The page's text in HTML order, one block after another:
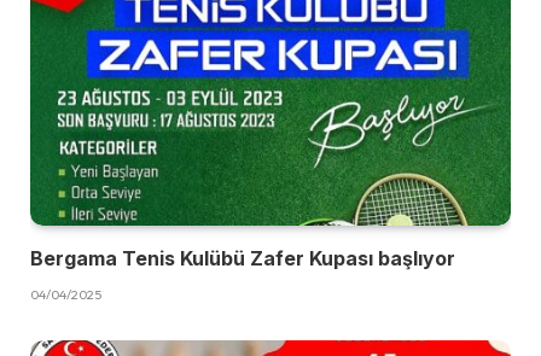
Bergama Tenis Kulübü Zafer Kupası başlıyor
04/04/2025